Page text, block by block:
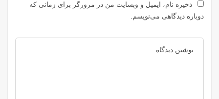
ذخیره نام، ایمیل و وبسایت من در مرورگر برای زمانی که
دوباره دیدگاهی می‌نویسم.